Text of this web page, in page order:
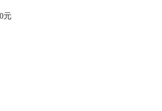
元